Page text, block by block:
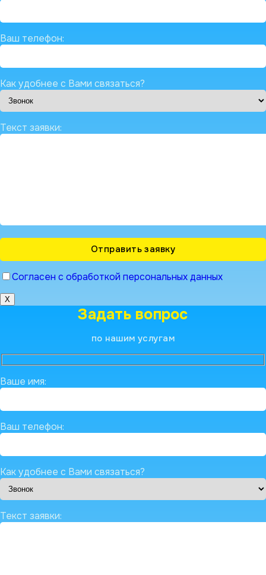
Ваш телефон:
Как удобнее с Вами связаться?
Текст заявки:
Согласен с обработкой персональных данных
X
Задать вопрос
по нашим услугам
Ваше имя:
Ваш телефон:
Как удобнее с Вами связаться?
Текст заявки: